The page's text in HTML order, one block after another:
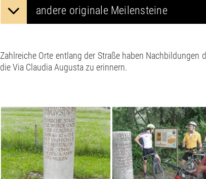
andere originale Meilensteine
Zahlreiche Orte entlang der Straße haben
die Via Claudia Augusta zu erinnern.